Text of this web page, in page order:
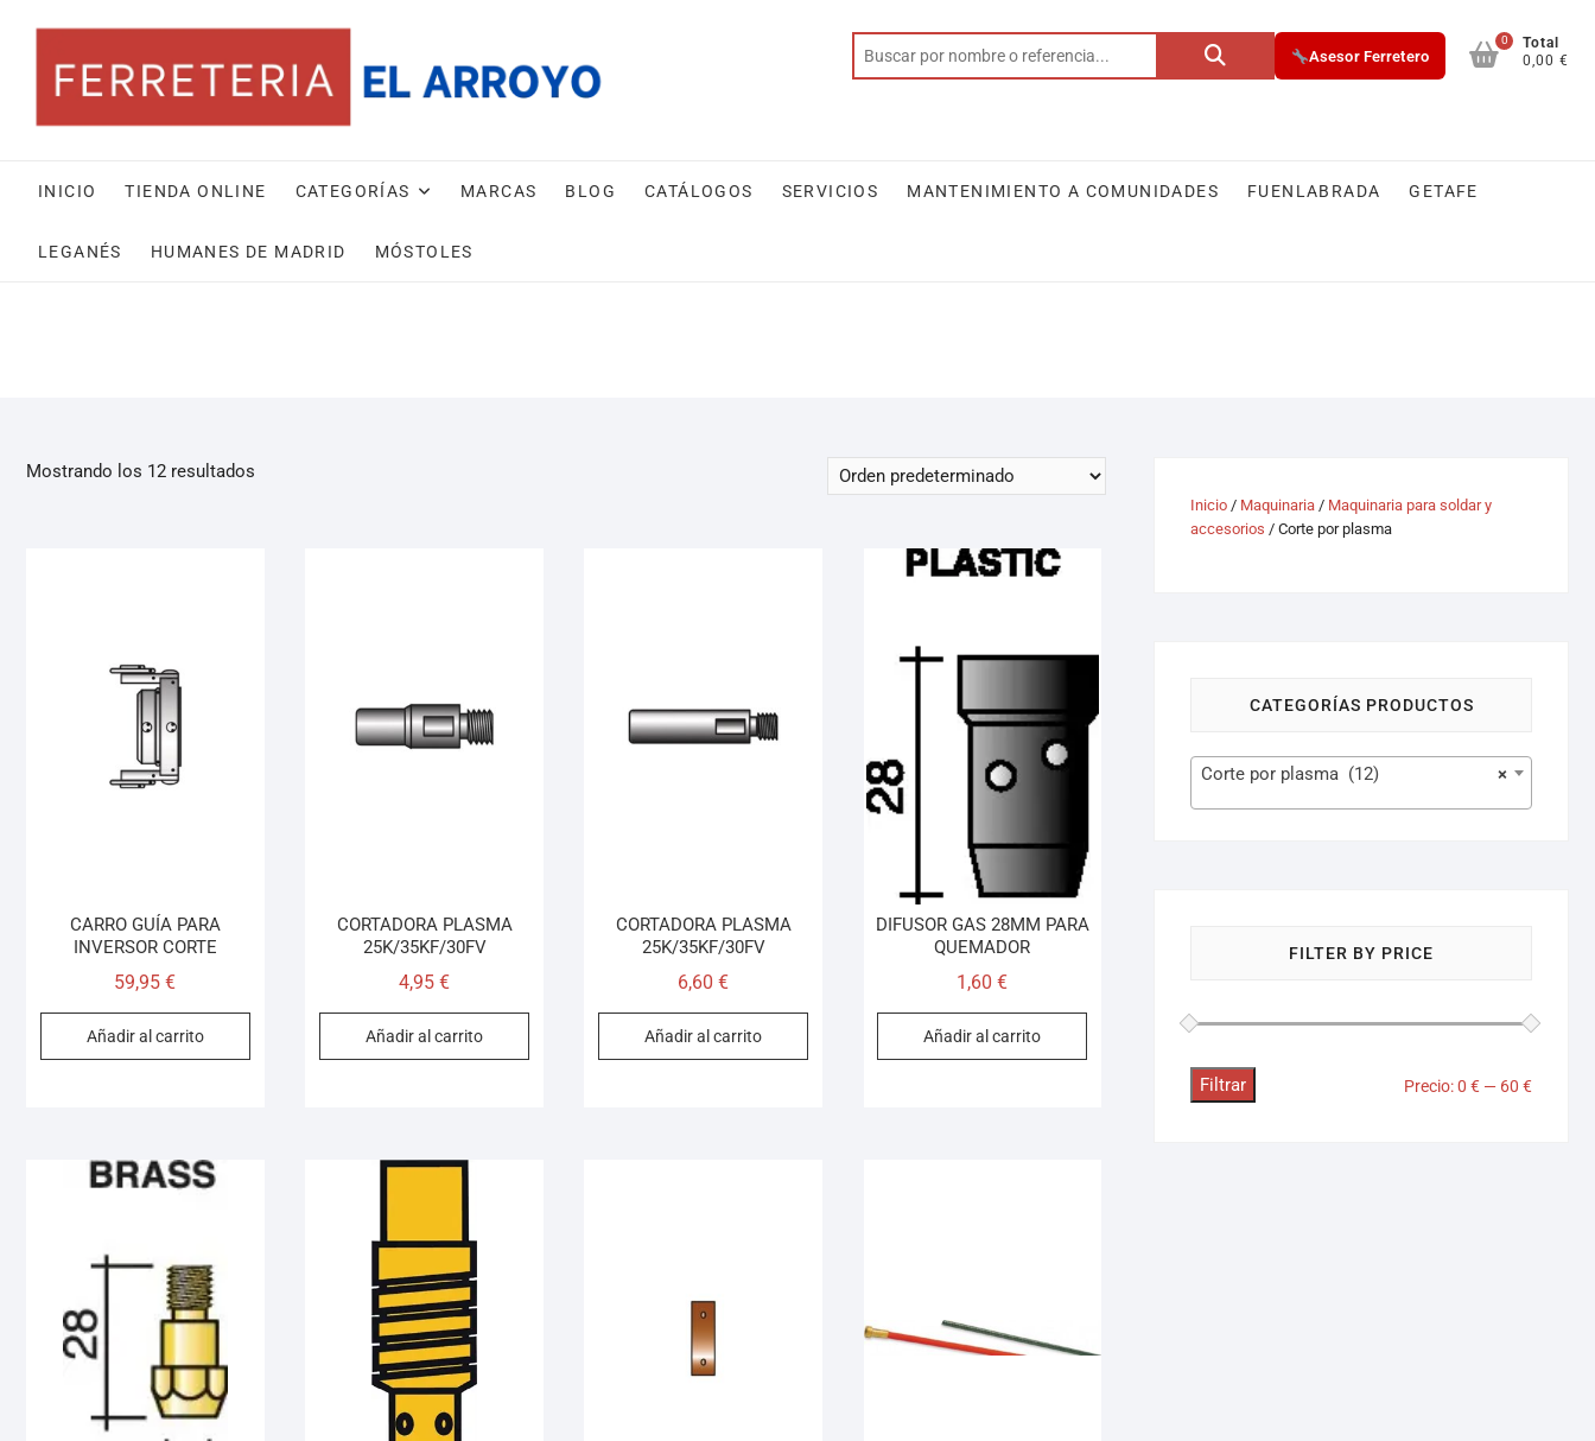
Asesor Ferretero
0
Total
0,00 €
INICIO TIENDA ONLINE CATEGORÍAS MARCAS BLOG CATÁLOGOS SERVICIOS MANTENIMIENTO A COMUNIDADES FUENLABRADA GETAFE
LEGANÉS HUMANES DE MADRID MÓSTOLES
Mostrando los 12 resultados
CARRO GUÍA PARA
INVERSOR CORTE
59,95€
Añadir al carrito
CORTADORA PLASMA
25K/35KF/30FV
4,95€
Añadir al carrito
CORTADORA PLASMA
25K/35KF/30FV
6,60€
Añadir al carrito
DIFUSOR GAS 28MM PARA
QUEMADOR
1,60€
Añadir al carrito
Inicio / Maquinaria / Maquinaria para soldar y
accesorios / Corte por plasma
CATEGORÍAS PRODUCTOS
×
Corte por plasma (12)
FILTER BY PRICE
Filtrar Precio:0 € — 60 €